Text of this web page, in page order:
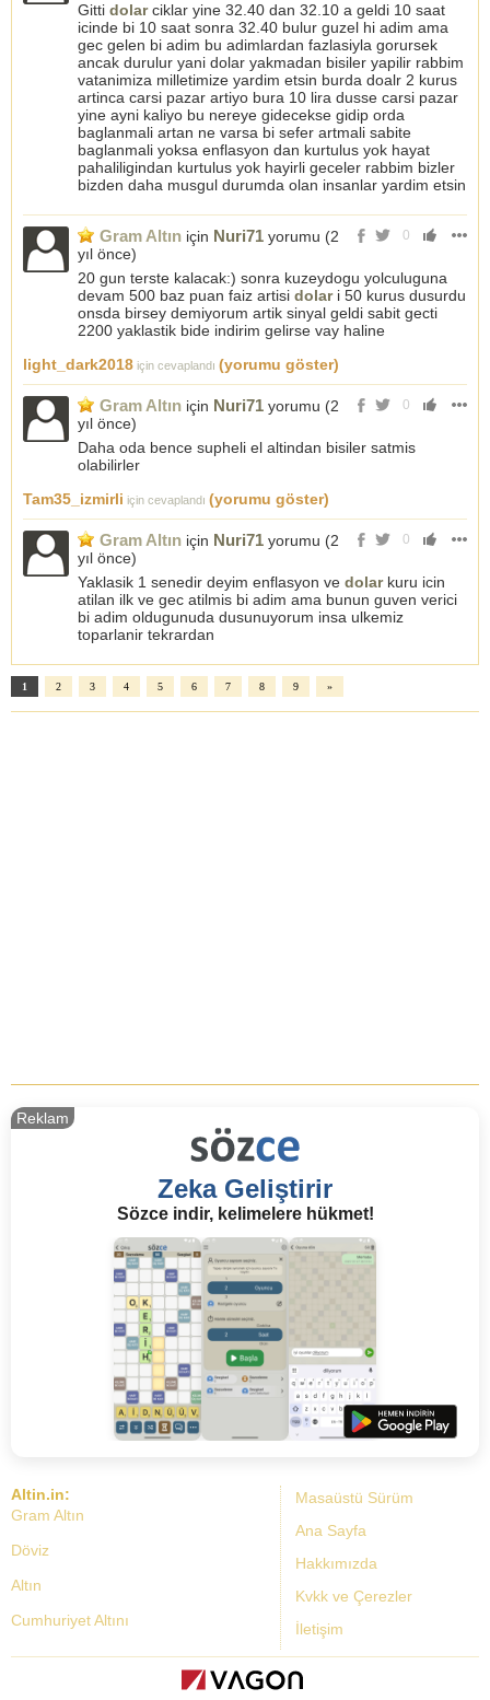
Gitti dolarciklar yine 32.40 dan 32.10 a geldi 10 saat
icinde bi 10 saat sonra 32.40 bulur guzel hi adim ama
gec gelen bi adim bu adimlardan fazlasiyla gorursek
ancak durulur yani dolar yakmadan bisiler yapilir rabbim
vatanimiza milletimize yardim etsin burda doalr 2 kurus
artinca carsi pazar artiyo bura 10 lira dusse carsi pazar
yine ayni kaliyo bu nereye gidecekse gidip orda
baglanmali artan ne varsa bi sefer artmali sabite
baglanmali yoksa enflasyon dan kurtulus yok hayat
pahaliligindan kurtulus yok hayirli geceler rabbim bizler
bizden daha musgul durumda olan insanlar yardim etsin
0
Gram Altın için Nuri71 yorumu (2
yıl önce)
20 gun terste kalacak:) sonra kuzeydogu yolculuguna
devam 500 baz puan faiz artisi dolari 50 kurus dusurdu
onsda birsey demiyorum artik sinyal geldi sabit gecti
2200 yaklastik bide indirim gelirse vay haline
light_dark2018 için cevaplandı (yorumu göster)
0
Gram Altın için Nuri71 yorumu (2
yıl önce)
Daha oda bence supheli el altindan bisiler satmis
olabilirler
Tam35_izmirli için cevaplandı (yorumu göster)
0
Gram Altın için Nuri71 yorumu (2
yıl önce)
Yaklasik 1 senedir deyim enflasyon ve dolarkuru icin
atilan ilk ve gec atilmis bi adim ama bunun guven verici
bi adim oldugunuda dusunuyorum insa ulkemiz
toparlanir tekrardan
1 2 3 4 5 6 7 8 9 »
Zeka Geliştirir
Sözce indir, kelimelere hükmet!
Reklam
Masaüstü Sürüm
Ana Sayfa
Hakkımızda
Kvkk ve Çerezler
İletişim
Altin.in:
Gram Altın
Döviz
Altın
Cumhuriyet Altını
Dolar Kuru